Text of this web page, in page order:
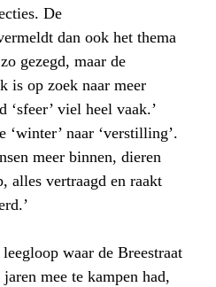
De
dan ook het thema
gezegd, maar de
is op zoek naar meer
viel heel vaak.’
‘winter’ naar ‘verstilling’.
meer binnen, dieren
alles vertraagd en raakt
waar de Breestraat
mee te kampen had,